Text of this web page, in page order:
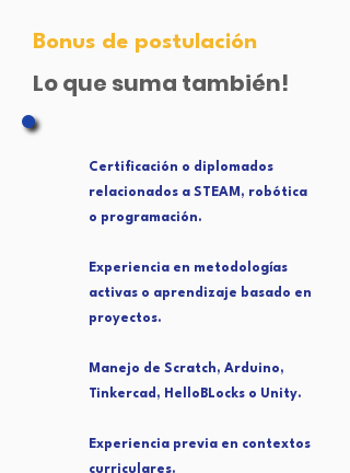
Bonus de postulación
Lo que suma también!
Certificación o diplomados
relacionados a STEAM, robótica
o programación.
Experiencia en metodologías
activas o aprendizaje basado en
proyectos.
Manejo de Scratch, Arduino,
Tinkercad, HelloBLocks o Unity.
Experiencia previa en contextos
curriculares.